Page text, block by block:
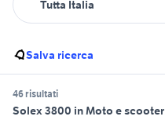
Salva ricerca
46 risultati
Solex 3800 in Moto e scooter